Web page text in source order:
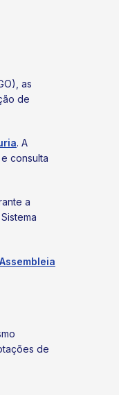
as
de
. A
consulta
a
Assembleia
de